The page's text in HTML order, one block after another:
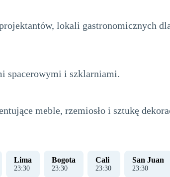
lokali gastronomicznych
spacerowymi i szklarniami.
meble, rzemiosło i sztukę
Lima
23:31
Bogota
23:31
Cali
23:31
San Juan
23:31